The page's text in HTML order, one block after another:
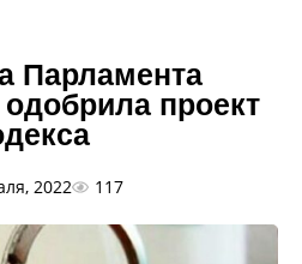
Парламента
проект
2022 117